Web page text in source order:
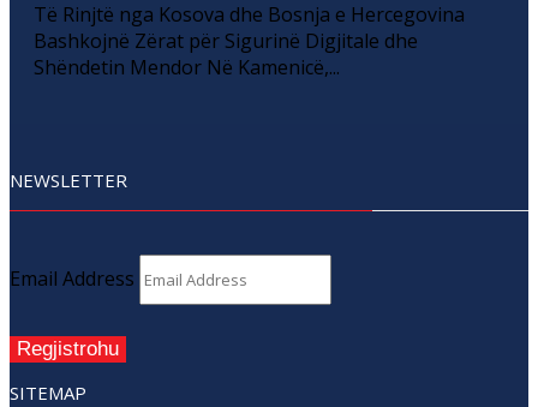
Të Rinjtë nga Kosova dhe Bosnja e Hercegovina
Bashkojnë Zërat për Sigurinë Digjitale dhe
Shëndetin Mendor Në Kamenicë,...
NEWSLETTER
Email Address
Regjistrohu
SITEMAP